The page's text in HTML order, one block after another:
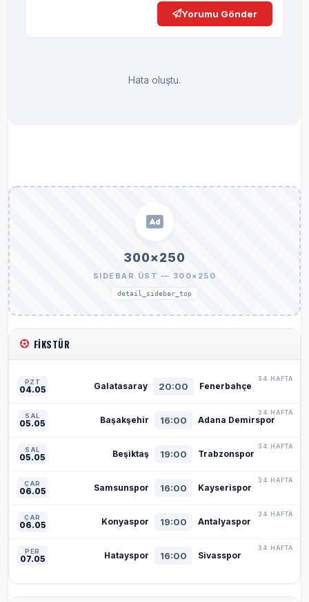
Yorumu Gönder
Hata oluştu.
300×250
SIDEBAR ÜST — 300×250
detail_sidebar_top
FIKSTÜR
PZT
04.05 Galatasaray 20:00 Fenerbahçe
34. HAFTA
SAL
05.05 Başakşehir 16:00 Adana Demirspor
34. HAFTA
SAL
05.05 Beşiktaş 19:00 Trabzonspor
34. HAFTA
ÇAR
06.05 Samsunspor 16:00 Kayserispor
34. HAFTA
ÇAR
06.05 Konyaspor 19:00 Antalyaspor
34. HAFTA
PER
07.05 Hatayspor 16:00 Sivasspor
34. HAFTA